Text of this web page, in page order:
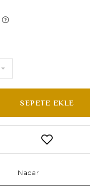
SEPETE EKLE
Nacar